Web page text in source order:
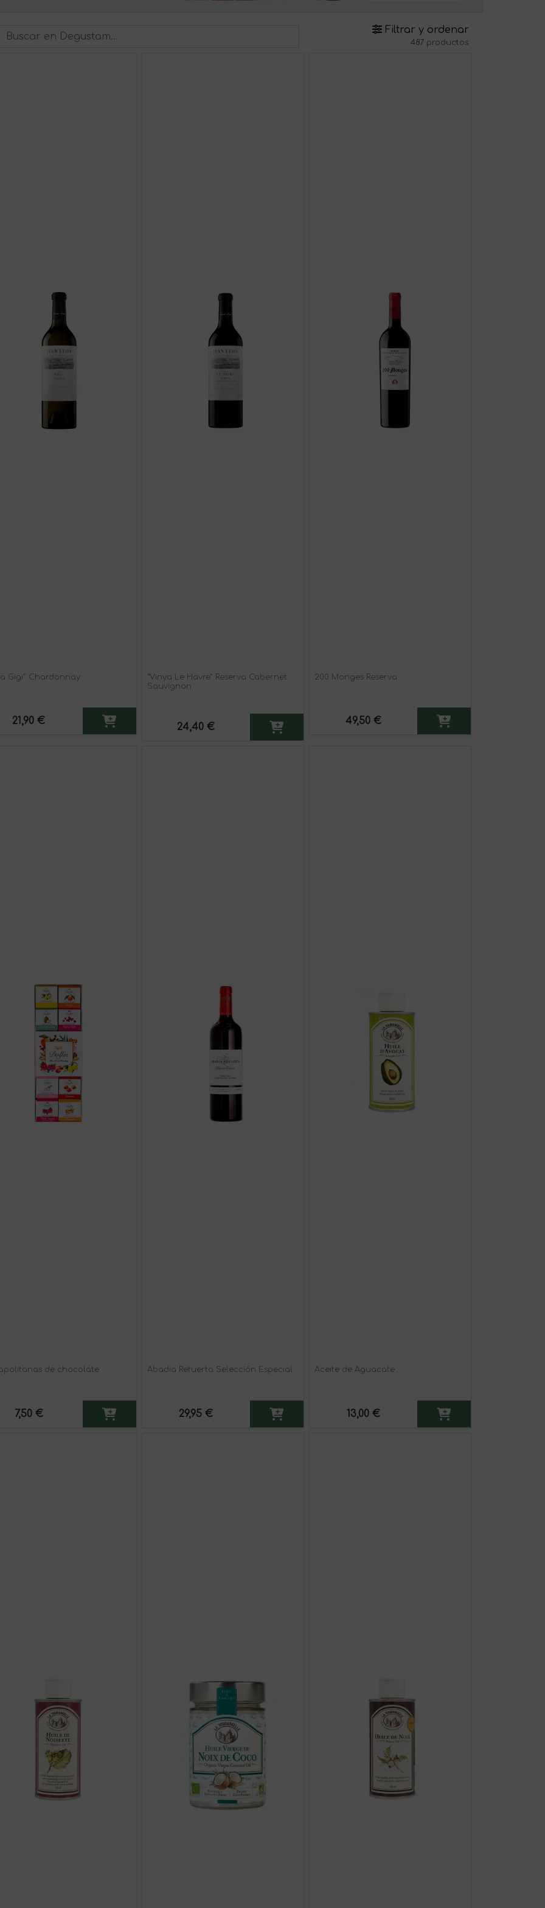
Filtrar y ordenar
487 productos
Gigi" Chardonnay
21,90 €
“Vinya Le Havre” Reserva Cabernet
Sauvignon
24,40 €
200 Monges Reserva
49,50 €
de chocolate
7,50 €
Abadia Retuerta Selección Especial
29,95 €
Aceite de Aguacate
13,00 €